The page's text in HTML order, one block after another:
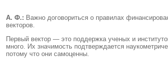
А. Ф.: Важно договориться о правилах
векторов.
Первый вектор — это поддержка ученых и
много. Их значимость подтверждается
потому что они самоценны.